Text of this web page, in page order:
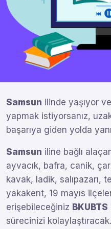
Samsun ilinde yaşıyor ve
yapmak istiyorsanız,
başarıya giden yolda
Samsun iline bağlı
ayvacık, bafra, canik,
kavak, ladik, salıpazarı,
yakakent, 19 mayıs
erişebileceğiniz BKUBTS
sürecinizi